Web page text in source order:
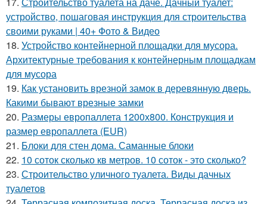
устройство, пошаговая инструкция для строительства
своими руками | 40+ Фото & Видео
18. Устройство контейнерной площадки для мусора.
Архитектурные требования к контейнерным площадкам
для мусора
19. Как установить врезной замок в деревянную дверь.
Какими бывают врезные замки
20. Размеры европаллета 1200х800. Конструкция и
размер европаллета (EUR)
21. Блоки для стен дома. Саманные блоки
22. 10 соток сколько кв метров. 10 соток - это сколько?
23. Строительство уличного туалета. Виды дачных
туалетов